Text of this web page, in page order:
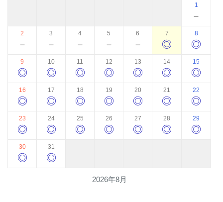
2026年8月
1
－
2
－
3
－
4
－
5
－
6
－
7
◎
8
◎
9
◎
10
◎
11
◎
12
◎
13
◎
14
◎
15
◎
16
◎
17
◎
18
◎
19
◎
20
◎
21
◎
22
◎
23
◎
24
◎
25
◎
26
◎
27
◎
28
◎
29
◎
30
◎
31
◎